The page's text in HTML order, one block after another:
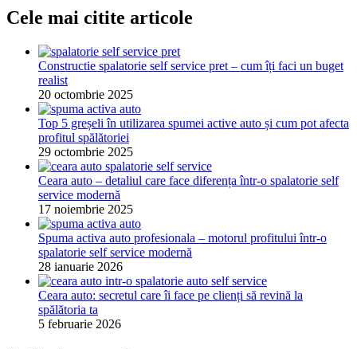
Cele mai citite articole
Constructie spalatorie self service pret – cum îți faci un buget
realist
20 octombrie 2025
Top 5 greșeli în utilizarea spumei active auto și cum pot afecta
profitul spălătoriei
29 octombrie 2025
Ceara auto – detaliul care face diferența într-o spalatorie self
service modernă
17 noiembrie 2025
Spuma activa auto profesionala – motorul profitului într-o
spalatorie self service modernă
28 ianuarie 2026
Ceara auto: secretul care îi face pe clienți să revină la
spălătoria ta
5 februarie 2026